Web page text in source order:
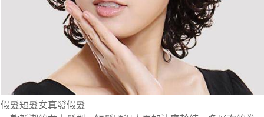
假髮短髮女真發假髮